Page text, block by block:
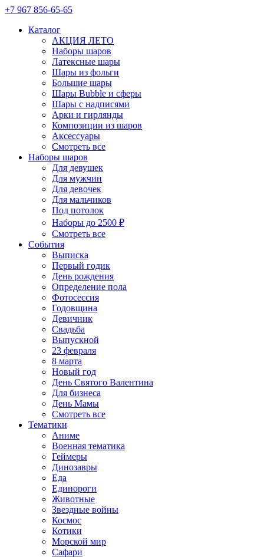
+7 967 856-65-65
Каталог
АКЦИЯ ЛЕТО
Наборы шаров
Латексные шары
Шары из фольги
Большие шары
Шары Bubble и сферы
Шары с надписями
Арки и гирлянды
Композиции из шаров
Аксессуары
Смотреть все
Наборы шаров
Для девушек
Для мужчин
Для девочек
Для мальчиков
Под потолок
Наборы до 2500 ₽
Смотреть все
События
Выписка
Первый годик
День рождения
Определение пола
Фотосессия
Годовщина
Девичник
Свадьба
Выпускной
23 февраля
8 марта
Новый год
День Святого Валентина
Для бизнеса
День Мамы
Смотреть все
Тематики
Аниме
Военная тематика
Геймеры
Динозавры
Еда
Единороги
Животные
Звездные войны
Космос
Котики
Морской мир
Сафари